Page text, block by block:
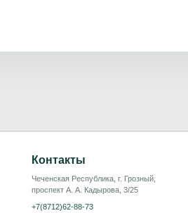
Контакты
Чеченская Республика, г. Грозный,
проспект А. А. Кадырова, 3/25
+7(8712)62-88-73